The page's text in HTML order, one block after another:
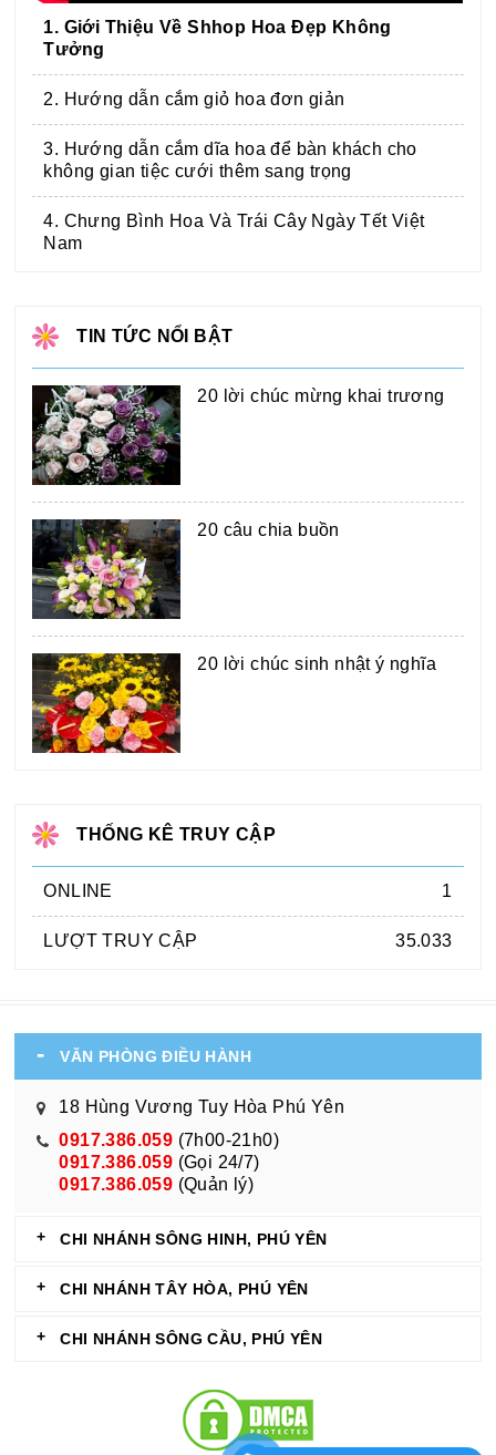
1. Giới Thiệu Về Shhop Hoa Đẹp Không
Tưởng
2. Hướng dẫn cắm giỏ hoa đơn giản
3. Hướng dẫn cắm dĩa hoa để bàn khách cho
không gian tiệc cưới thêm sang trọng
4. Chưng Bình Hoa Và Trái Cây Ngày Tết Việt
Nam
TIN TỨC NỔI BẬT
20 lời chúc mừng khai trương
20 câu chia buồn
20 lời chúc sinh nhật ý nghĩa
THỐNG KÊ TRUY CẬP
ONLINE 1
LƯỢT TRUY CẬP 35.033
VĂN PHÒNG ĐIỀU HÀNH
18 Hùng Vương Tuy Hòa Phú Yên
0917.386.059 (7h00-21h0)
0917.386.059 (Gọi 24/7)
0917.386.059 (Quản lý)
CHI NHÁNH SÔNG HINH, PHÚ YÊN
CHI NHÁNH TÂY HÒA, PHÚ YÊN
CHI NHÁNH SÔNG CẦU, PHÚ YÊN